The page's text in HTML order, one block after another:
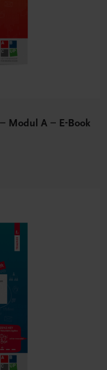
Modul A – E-Book